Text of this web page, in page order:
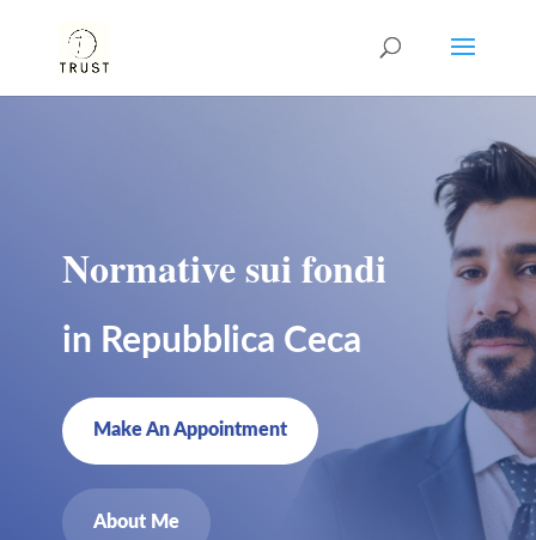
Normative sui fondi
in Repubblica Ceca
Make An Appointment
About Me